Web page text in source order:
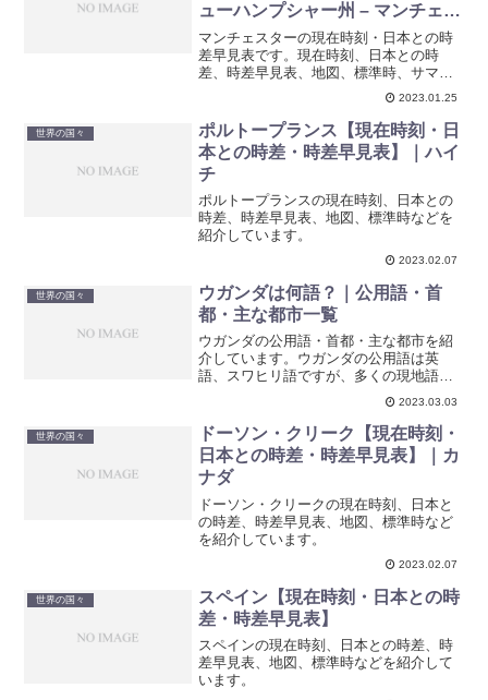
ューハンプシャー州 – マンチェス
ター
マンチェスターの現在時刻・日本との時
差早見表です。現在時刻、日本との時
差、時差早見表、地図、標準時、サマー
タイム期間などを紹介しています。2023.01.25
世界の国々
ポルトープランス【現在時刻・日
本との時差・時差早見表】｜ハイ
チ
ポルトープランスの現在時刻、日本との
時差、時差早見表、地図、標準時などを
紹介しています。
2023.02.07
世界の国々
ウガンダは何語？｜公用語・首
都・主な都市一覧
ウガンダの公用語・首都・主な都市を紹
介しています。ウガンダの公用語は英
語、スワヒリ語ですが、多くの現地語も
話されています。主要な宗教はキリスト
教とイスラム教です。首都はカンパラ
で、人口は約200万人です。
2023.03.03
世界の国々
ドーソン・クリーク【現在時刻・
日本との時差・時差早見表】｜カ
ナダ
ドーソン・クリークの現在時刻、日本と
の時差、時差早見表、地図、標準時など
を紹介しています。
2023.02.07
世界の国々
スペイン【現在時刻・日本との時
差・時差早見表】
スペインの現在時刻、日本との時差、時
差早見表、地図、標準時などを紹介して
います。